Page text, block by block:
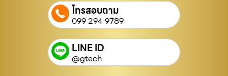
โทรสอบถาม
099 294 9789
LINE ID
@gtech